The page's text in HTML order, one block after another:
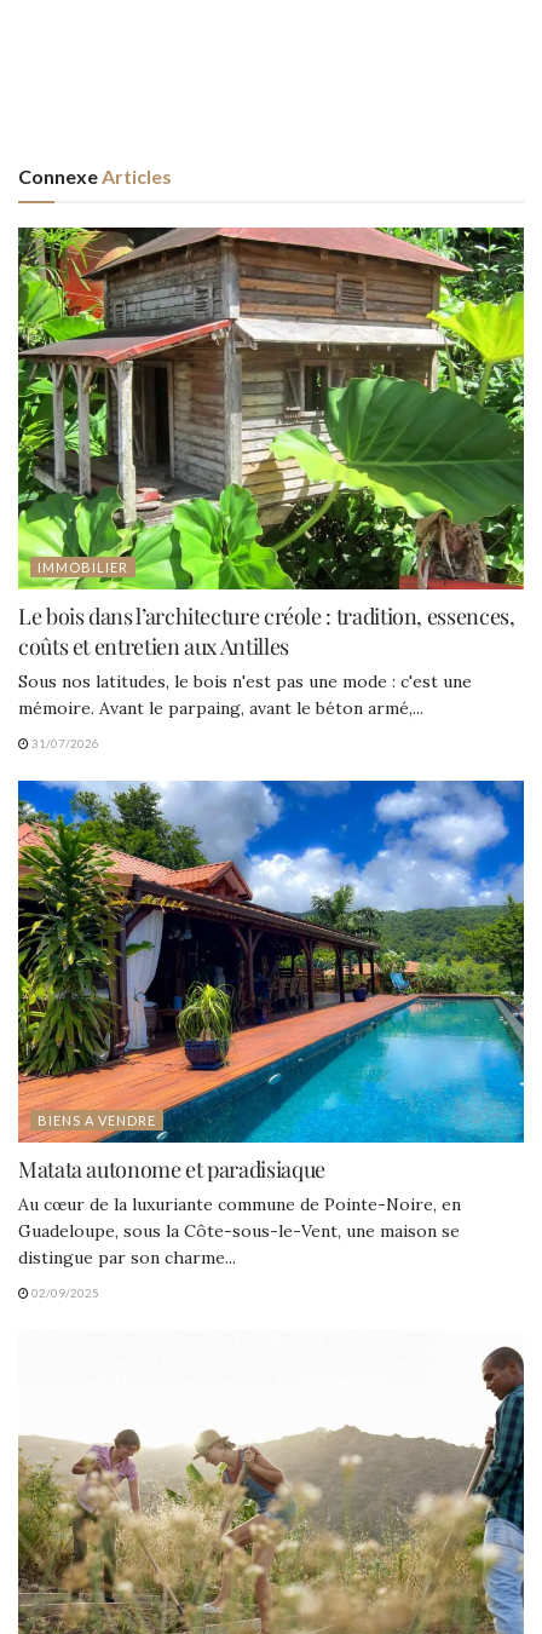
ConnexeArticles
IMMOBILIER
Le bois dans l’architecture créole : tradition, essences,
coûts et entretien aux Antilles
Sous nos latitudes, le bois n'est pas une mode : c'est une
mémoire. Avant le parpaing, avant le béton armé,...
31/07/2026
BIENS A VENDRE
Matata autonome et paradisiaque
Au cœur de la luxuriante commune de Pointe-Noire, en
Guadeloupe, sous la Côte-sous-le-Vent, une maison se
distingue par son charme...
02/09/2025